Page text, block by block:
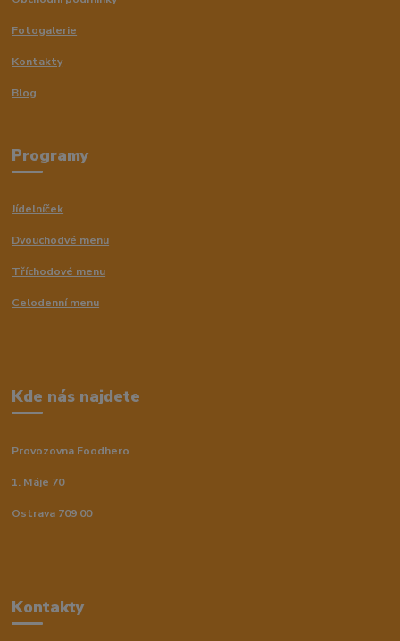
Fotogalerie
Kontakty
Blog
Programy
Jídelníček
Dvouchodvé menu
Tříchodové menu
Celodenní menu
Kde nás najdete
Provozovna Foodhero
1. Máje 70
Ostrava 709 00
Kontakty